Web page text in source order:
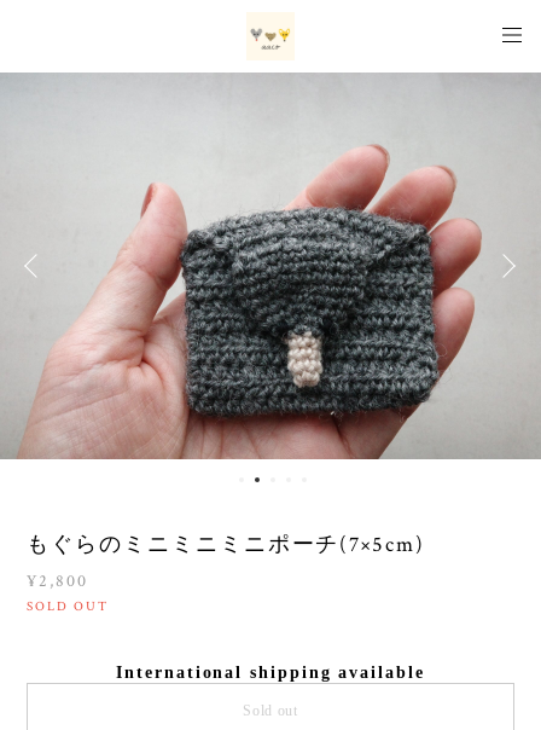
もぐらのミニミニミニポーチ(7×5cm)
¥2,800
SOLD OUT
International shipping available
Sold out